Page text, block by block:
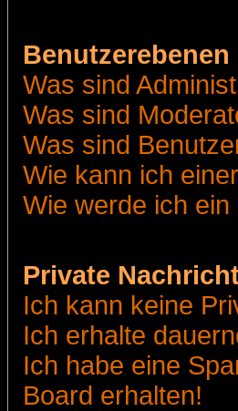
Was sind
Was sind
Was sind
Wie kann ich
Wie werde ich
Private
Ich kann keine
Ich erhalte
Ich habe eine
Board erhalten!